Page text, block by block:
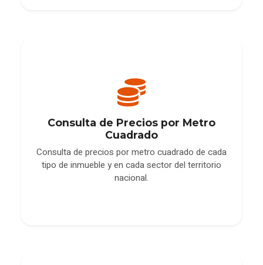
Consulta de Precios por Metro
Cuadrado
Consulta de precios por metro cuadrado de cada
tipo de inmueble y en cada sector del territorio
nacional.